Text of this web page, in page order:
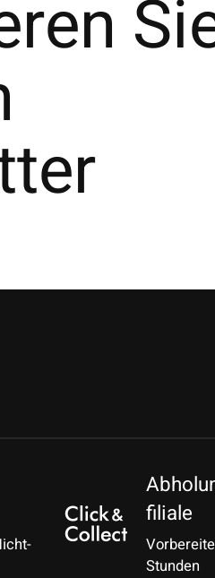
filiale
Stunden